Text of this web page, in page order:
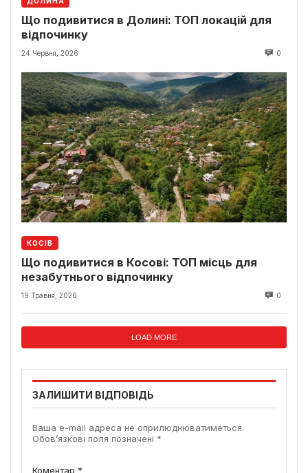
Що подивитися в Долині: ТОП локацій для
відпочинку
24 Червня, 2026 0
КОСІВ
Що подивитися в Косові: ТОП місць для
незабутнього відпочинку
19 Травня, 2026 0
LOAD MORE
ЗАЛИШИТИ ВІДПОВІДЬ
Ваша e-mail адреса не оприлюднюватиметься.
Обов’язкові поля позначені *
Коментар *